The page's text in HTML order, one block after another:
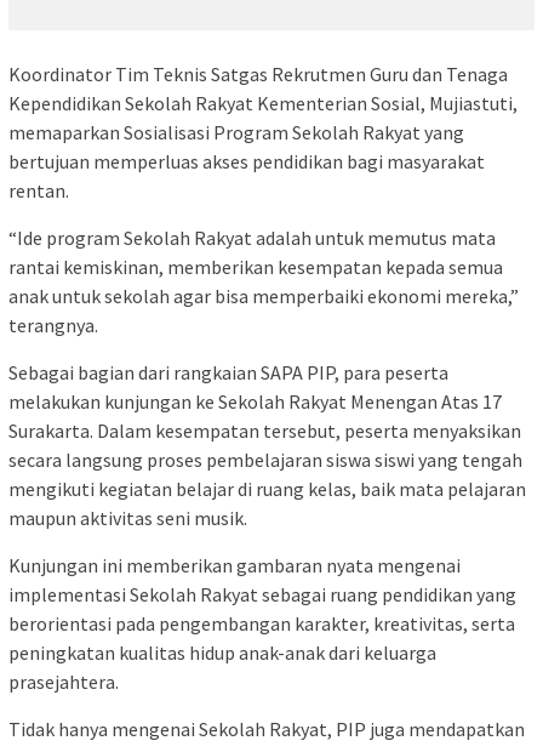
Koordinator Tim Teknis Satgas Rekrutmen Guru dan Tenaga
Kependidikan Sekolah Rakyat Kementerian Sosial, Mujiastuti,
memaparkan Sosialisasi Program Sekolah Rakyat yang
bertujuan memperluas akses pendidikan bagi masyarakat
rentan.
“Ide program Sekolah Rakyat adalah untuk memutus mata
rantai kemiskinan, memberikan kesempatan kepada semua
anak untuk sekolah agar bisa memperbaiki ekonomi mereka,”
terangnya.
Sebagai bagian dari rangkaian SAPA PIP, para peserta
melakukan kunjungan ke Sekolah Rakyat Menengan Atas 17
Surakarta. Dalam kesempatan tersebut, peserta menyaksikan
secara langsung proses pembelajaran siswa siswi yang tengah
mengikuti kegiatan belajar di ruang kelas, baik mata pelajaran
maupun aktivitas seni musik.
Kunjungan ini memberikan gambaran nyata mengenai
implementasi Sekolah Rakyat sebagai ruang pendidikan yang
berorientasi pada pengembangan karakter, kreativitas, serta
peningkatan kualitas hidup anak-anak dari keluarga
prasejahtera.
Tidak hanya mengenai Sekolah Rakyat, PIP juga mendapatkan